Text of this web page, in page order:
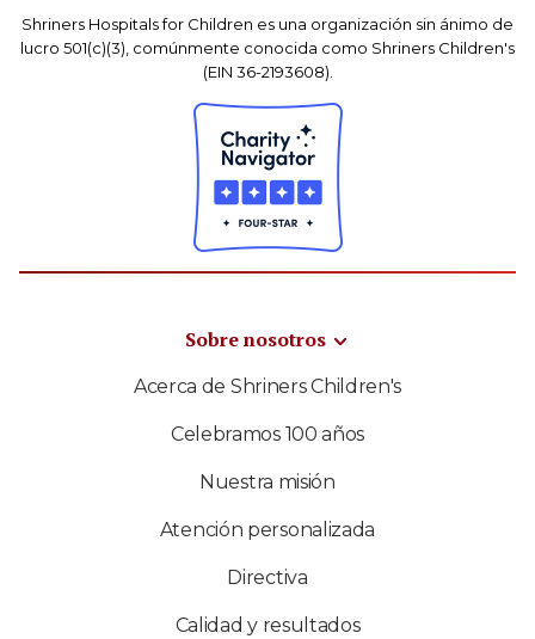
Shriners Hospitals for Children es una organización sin ánimo de
lucro 501(c)(3), comúnmente conocida como Shriners Children's
(EIN 36-2193608).
Sobre nosotros
Acerca de Shriners Children's
Celebramos 100 años
Nuestra misión
Atención personalizada
Directiva
Calidad y resultados